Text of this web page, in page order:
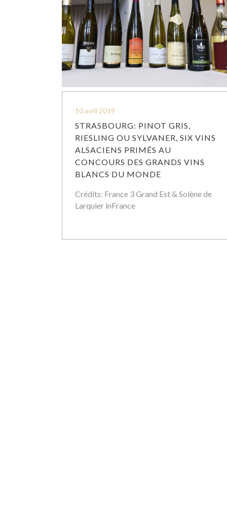
10 avril 2019
STRASBOURG: PINOT GRIS,
RIESLING OU SYLVANER, SIX VINS
ALSACIENS PRIMÉS AU
CONCOURS DES GRANDS VINS
BLANCS DU MONDE
Crédits: France 3 Grand Est & Solène de
Larquier inFrance